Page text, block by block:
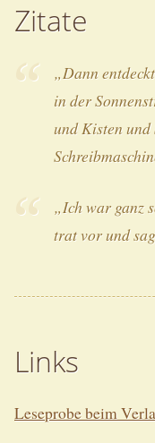
Zitate
„Dann
in der
und Kisten und
„Ich war ganz
trat vor und
Links
Leseprobe beim